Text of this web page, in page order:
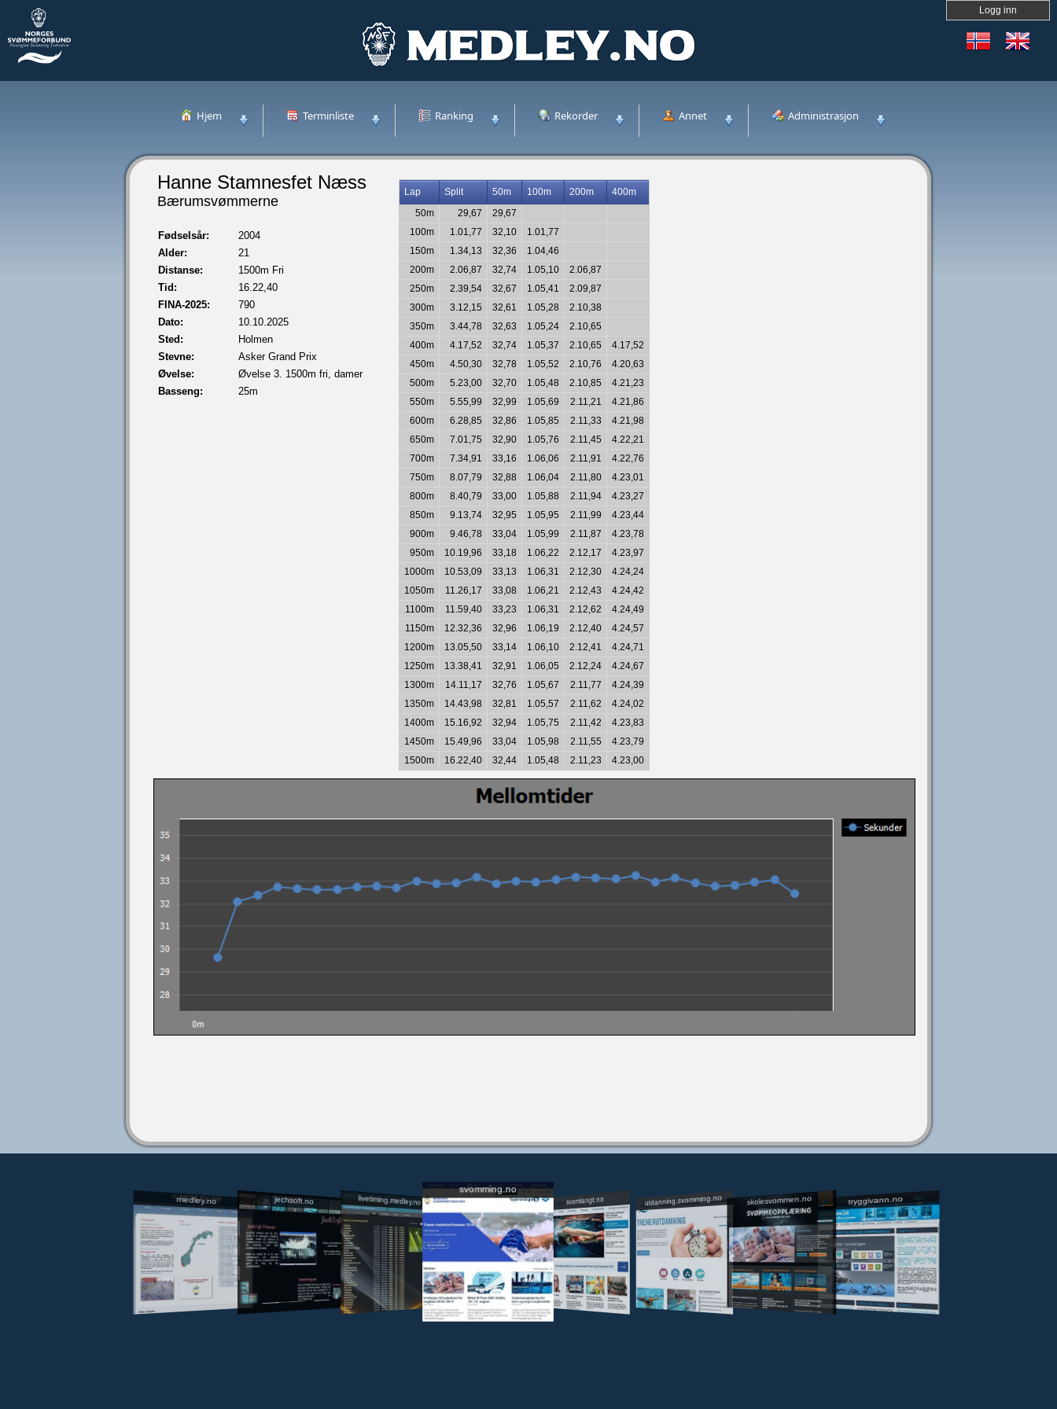
Logg inn
Hjem Terminliste Ranking Rekorder Annet Administrasjon
Hanne Stamnesfet Næss
Bærumsvømmerne
Fødselsår:
2004
Alder:
21
Distanse:
1500m Fri
Tid:
16.22,40
FINA-2025:
790
Dato:
10.10.2025
Sted:
Holmen
Stevne:
Asker Grand Prix
Øvelse:
Øvelse 3. 1500m fri, damer
Basseng:
25m
Lap Split 50m 100m 200m
400m
50m
29,67
29,67
100m
1.01,77 32,10
1.01,77
150m
1.34,13 32,36
1.04,46
200m
2.06,87 32,74 1.05,10
2.06,87
250m
2.39,54 32,67 1.05,41
2.09,87
300m
3.12,15 32,61 1.05,28
2.10,38
350m
3.44,78 32,63 1.05,24
2.10,65
400m
4.17,52 32,74 1.05,37 2.10,65
4.17,52
450m
4.50,30 32,78 1.05,52 2.10,76
4.20,63
500m
5.23,00 32,70 1.05,48 2.10,85
4.21,23
550m
5.55,99 32,99 1.05,69 2.11,21
4.21,86
600m
6.28,85 32,86 1.05,85 2.11,33
4.21,98
650m
7.01,75 32,90 1.05,76 2.11,45
4.22,21
700m
7.34,91 33,16 1.06,06 2.11,91
4.22,76
750m
8.07,79 32,88 1.06,04 2.11,80
4.23,01
800m
8.40,79 33,00 1.05,88 2.11,94
4.23,27
850m
9.13,74 32,95 1.05,95 2.11,99
4.23,44
900m
9.46,78 33,04 1.05,99 2.11,87
4.23,78
950m
10.19,96 33,18 1.06,22 2.12,17
4.23,97
1000m
10.53,09 33,13 1.06,31 2.12,30
4.24,24
1050m
11.26,17 33,08 1.06,21 2.12,43
4.24,42
1100m
11.59,40 33,23 1.06,31 2.12,62
4.24,49
1150m
12.32,36 32,96 1.06,19 2.12,40
4.24,57
1200m
13.05,50 33,14 1.06,10 2.12,41
4.24,71
1250m
13.38,41 32,91 1.06,05 2.12,24
4.24,67
1300m
14.11,17 32,76 1.05,67 2.11,77
4.24,39
1350m
14.43,98 32,81 1.05,57 2.11,62
4.24,02
1400m
15.16,92 32,94 1.05,75 2.11,42
4.23,83
1450m
15.49,96 33,04 1.05,98 2.11,55
4.23,79
1500m
16.22,40 32,44 1.05,48 2.11,23 4.23,00
medley.no jechsoft.no livetiming.medley.no
svomming.no
svomlangt.no utdanning.svomming.no skolesvommen.no tryggivann.no